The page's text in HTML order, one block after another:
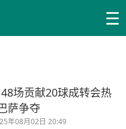
☰
场贡献20球成转会热
萨争夺
年08月02日 20:49